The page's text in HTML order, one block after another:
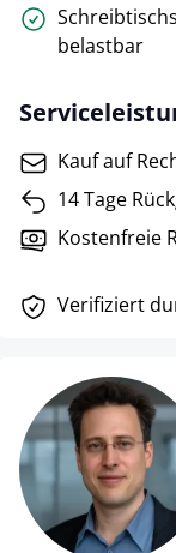
belastbar
Kauf auf
14 Tage
Kostenfreie
Verifiziert